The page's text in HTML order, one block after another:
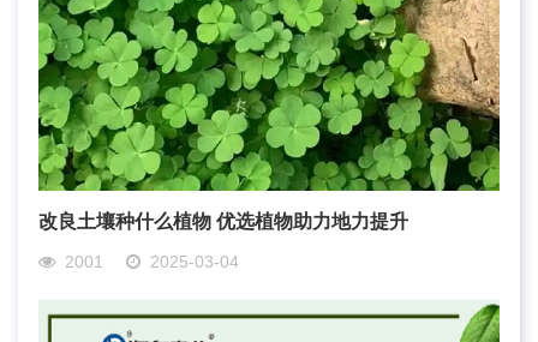
改良土壤种什么植物 优选植物助力地力提升
2001 2025-03-04